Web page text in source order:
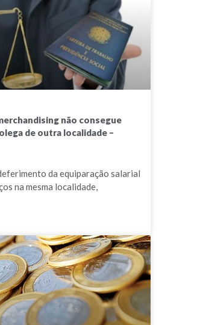
não consegue
de outra localidade –
da equiparação salarial
na mesma localidade,